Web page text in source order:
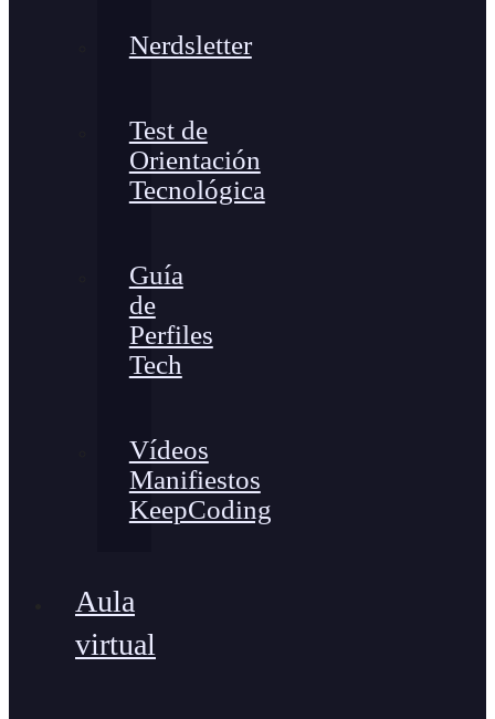
Nerdsletter
Test de
Orientación
Tecnológica
Guía
de
Perfiles
Tech
Vídeos
Manifiestos
KeepCoding
Aula
virtual